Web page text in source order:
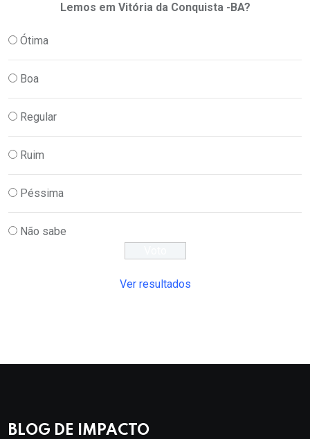
Lemos em Vitória da Conquista -BA?
Ótima
Boa
Regular
Ruim
Péssima
Não sabe
Ver resultados
BLOG DE IMPACTO